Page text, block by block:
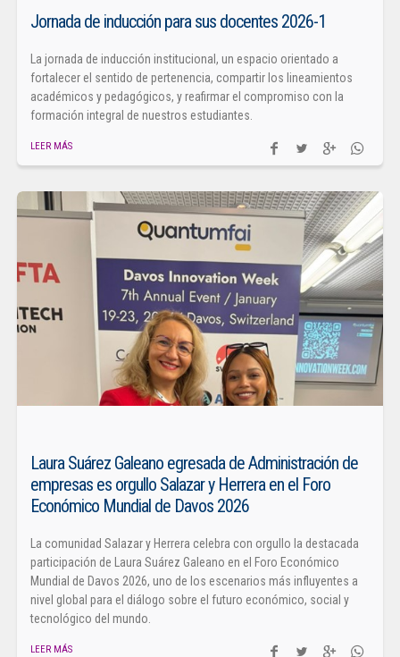
Jornada de inducción para sus docentes 2026-1
La jornada de inducción institucional, un espacio orientado a
fortalecer el sentido de pertenencia, compartir los lineamientos
académicos y pedagógicos, y reafirmar el compromiso con la
formación integral de nuestros estudiantes.
LEER MÁS
Laura Suárez Galeano egresada de Administración de
empresas es orgullo Salazar y Herrera en el Foro
Económico Mundial de Davos 2026
La comunidad Salazar y Herrera celebra con orgullo la destacada
participación de Laura Suárez Galeano en el Foro Económico
Mundial de Davos 2026, uno de los escenarios más influyentes a
nivel global para el diálogo sobre el futuro económico, social y
tecnológico del mundo.
LEER MÁS